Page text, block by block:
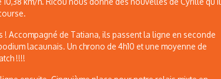
! Accompagné de Tatiana, ils passent la ligne en seconde
lacaunais. Un chrono de 4h10 et une moyenne de
!!!!